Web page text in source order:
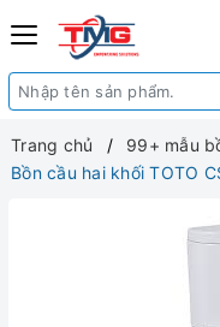
Trang chủ
99+ mẫu
Bồn cầu hai khối TOTO